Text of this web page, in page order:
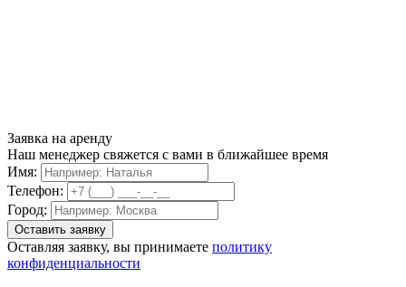
Заявка на аренду
Наш менеджер свяжется с вами в ближайшее время
Имя:
Телефон:
Город:
Оставляя заявку, вы принимаете политику
конфиденциальности